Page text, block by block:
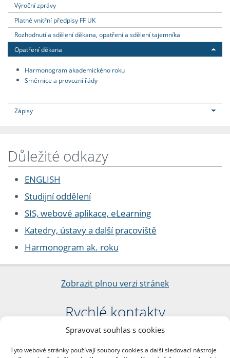
Spravovat souhlas s cookies
Tyto webové stránky používají soubory cookies a další sledovací nástroje
Výroční zprávy
Platné vnitřní předpisy FF UK
Rozhodnutí a sdělení děkana, opatření a sdělení tajemníka
Opatření děkana
Harmonogram akademického roku
Směrnice a provozní řády
Zápisy
Důležité odkazy
ENGLISH
Studijní oddělení
SIS, webové aplikace, eLearning
Katedry, ústavy a další pracoviště
Harmonogram ak. roku
Zobrazit plnou verzi stránek
Rychlé kontakty
Filozofická fakulta
nám. Jana Palacha 1/2